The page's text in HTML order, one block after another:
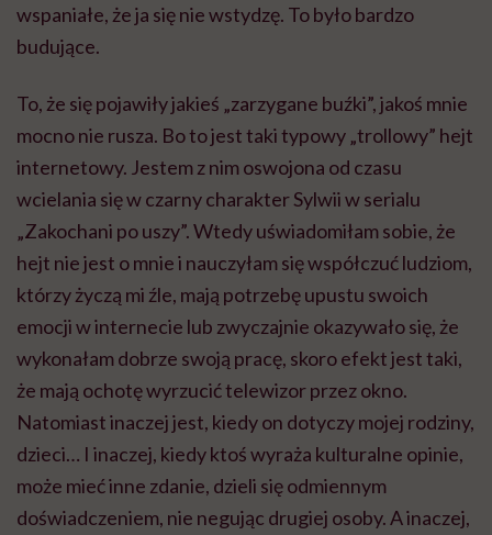
wspaniałe, że ja się nie wstydzę. To było bardzo
budujące.
To, że się pojawiły jakieś „zarzygane buźki”, jakoś mnie
mocno nie rusza. Bo to jest taki typowy „trollowy” hejt
internetowy. Jestem z nim oswojona od czasu
wcielania się w czarny charakter Sylwii w serialu
„Zakochani po uszy”. Wtedy uświadomiłam sobie, że
hejt nie jest o mnie i nauczyłam się współczuć ludziom,
którzy życzą mi źle, mają potrzebę upustu swoich
emocji w internecie lub zwyczajnie okazywało się, że
wykonałam dobrze swoją pracę, skoro efekt jest taki,
że mają ochotę wyrzucić telewizor przez okno.
Natomiast inaczej jest, kiedy on dotyczy mojej rodziny,
dzieci… I inaczej, kiedy ktoś wyraża kulturalne opinie,
może mieć inne zdanie, dzieli się odmiennym
doświadczeniem, nie negując drugiej osoby. A inaczej,